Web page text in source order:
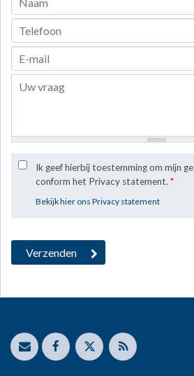
Ik geef hierbij toestemming om mijn
conform het Privacy statement. *
Bekijk hier ons Privacy statement